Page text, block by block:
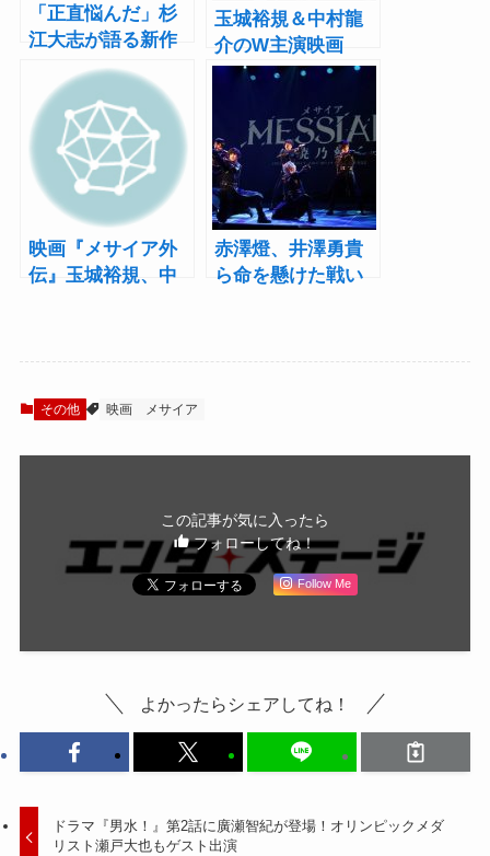
「正直悩んだ」杉
江大志が語る新作
舞台への思い！年
末SPイベント「メ
サイア―TALK
MISSION’17―」レ
ポート
玉城裕規＆中村龍
介のW主演映画
『メサイア外伝 -極
開中！初日舞台挨
拶レポート
映画『メサイア外
伝』玉城裕規、中
赤澤燈、井澤勇貴
ら命を懸けた戦い
その他 映画 メサイア
この記事が気に入ったら
フォローしてね！
Follow Me
よかったらシェアしてね！
ドラマ『男水！』第2話に廣瀬智紀が登場！オリンピックメダ
リスト瀬戸大也もゲスト出演